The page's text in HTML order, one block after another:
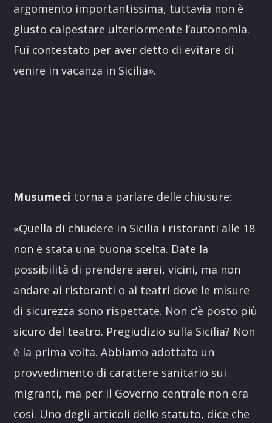
argomento importantissima, tuttavia non è
giusto calpestare ulteriormente l’autonomia.
Fui contestato per aver detto di evitare di
venire in vacanza in Sicilia».
Musumeci torna a parlare delle chiusure:
«Quella di chiudere in Sicilia i ristoranti alle 18
non è stata una buona scelta. Date la
possibilità di prendere aerei, vicini, ma non
andare ai ristoranti o ai teatri dove le misure
di sicurezza sono rispettate. Non c’è posto più
sicuro del teatro. Pregiudizio sulla Sicilia? Non
è la prima volta. Abbiamo adottato un
provvedimento di carattere sanitario sui
migranti, ma per il Governo centrale non era
così. Uno degli articoli dello statuto, dice che